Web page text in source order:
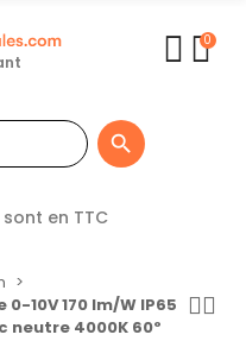
0

en TTC
10V 170 lm/W IP65
neutre 4000K 60º